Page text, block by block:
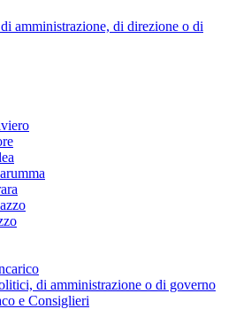
amministrazione, di direzione o di
di amministrazione o di governo
e Consiglieri